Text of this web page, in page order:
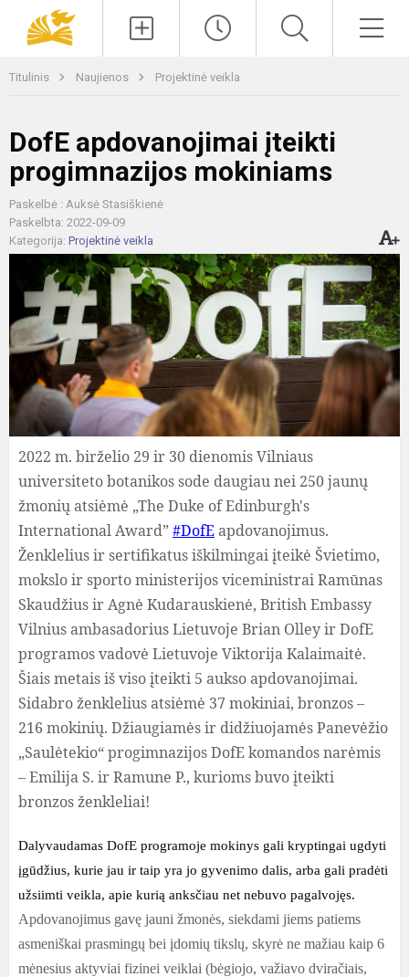
Titulinis Naujienos Projektinė veikla
DofE apdovanojimai įteikti
progimnazijos mokiniams
Paskelbė : Auksė Stasiškienė
Paskelbta: 2022-09-09
Kategorija: Projektinė veikla
2022 m. birželio 29 ir 30 dienomis Vilniaus
universiteto botanikos sode daugiau nei 250 jaunų
žmonių atsiėmė „The Duke of Edinburgh's
International Award”#DofEapdovanojimus.
Ženklelius ir sertifikatus iškilmingai įteikė Švietimo,
mokslo ir sporto ministerijos viceministrai Ramūnas
Skaudžius ir Agnė Kudarauskienė, British Embassy
Vilnius ambasadorius Lietuvoje Brian Olley ir DofE
programos vadovė Lietuvoje Viktorija Kalaimaitė.
Šiais metais iš viso įteikti 5 aukso apdovanojimai.
Sidabro ženklelius atsiėmė 37 mokiniai, bronzos –
216 mokinių. Džiaugiamės ir didžiuojamės Panevėžio
„Saulėtekio“ progimnazijos DofE komandos narėmis
– Emilija S. ir Ramune P., kurioms buvo įteikti
bronzos ženkleliai!
Dalyvaudamas DofE programoje mokinys gali kryptingai ugdyti
įgūdžius, kurie jau ir taip yra jo gyvenimo dalis, arba gali pradėti
užsiimti veikla, apie kurią anksčiau net nebuvo pagalvojęs.
Apdovanojimus gavę jauni žmonės, siekdami jiems patiems
asmeniškai prasmingų bei įdomių tikslų, skyrė ne mažiau kaip 6
mėnesius aktyviai fizinei veiklai (bėgiojo, važiavo dviračiais,